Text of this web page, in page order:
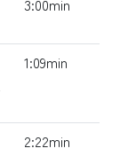
1:09min
2:22min